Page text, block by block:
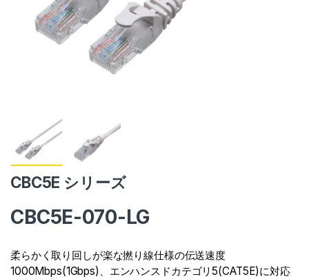
CBC5E シリーズ
CBC5E-070-LG
柔らかく取り回しが楽な撚り線仕様の伝送速度
1000Mbps(1Gbps)、エンハンスドカテゴリ5(CAT5E)に対応